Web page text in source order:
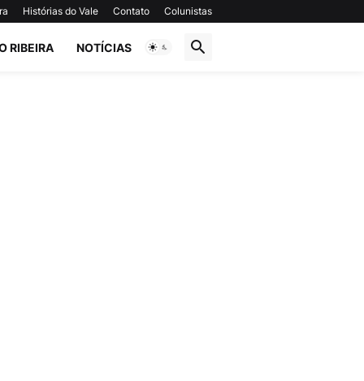
Histórias do Vale Contato Colunistas
RIBEIRA NOTÍCIAS